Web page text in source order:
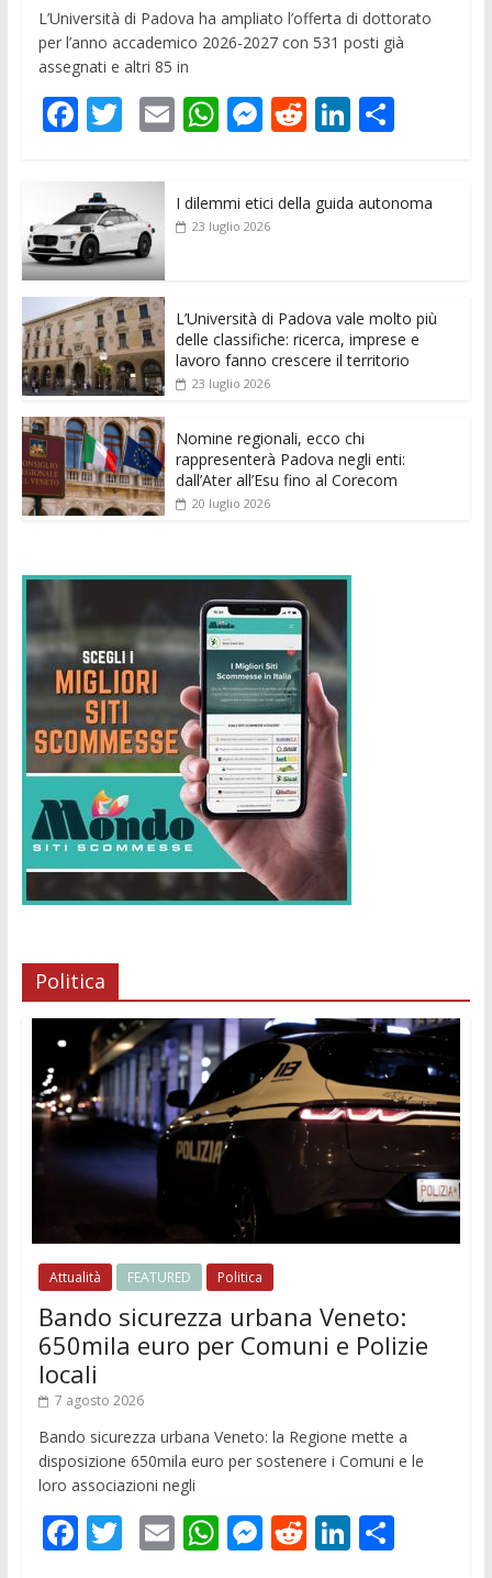
L’Università di Padova ha ampliato l’offerta di dottorato
per l’anno accademico 2026-2027 con 531 posti già
assegnati e altri 85 in
F
e
b
o
o
k
T
itt
er
E
ai
l
W
s
p
M
ss
e
er
R
di
Li
e
C
di
I dilemmi etici della guida autonoma
23 luglio 2026
L’Università di Padova vale molto più
delle classifiche: ricerca, imprese e
lavoro fanno crescere il territorio
23 luglio 2026
Nomine regionali, ecco chi
rappresenterà Padova negli enti:
dall’Ater all’Esu fino al Corecom
20 luglio 2026
Politica
Attualità FEATURED Politica
Bando sicurezza urbana Veneto:
650mila euro per Comuni e Polizie
locali
7 agosto 2026
Bando sicurezza urbana Veneto: la Regione mette a
disposizione 650mila euro per sostenere i Comuni e le
loro associazioni negli
F T E W M R Li C